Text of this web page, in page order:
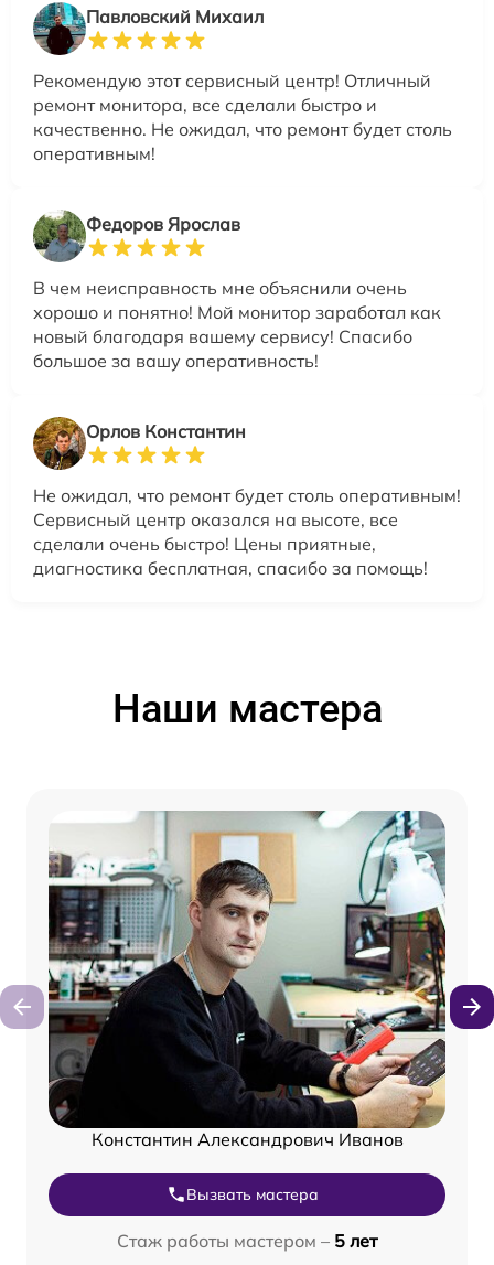
Павловский Михаил
Рекомендую этот сервисный центр! Отличный
ремонт монитора, все сделали быстро и
качественно. Не ожидал, что ремонт будет столь
оперативным!
Федоров Ярослав
В чем неисправность мне объяснили очень
хорошо и понятно! Мой монитор заработал как
новый благодаря вашему сервису! Спасибо
большое за вашу оперативность!
Орлов Константин
Не ожидал, что ремонт будет столь оперативным!
Сервисный центр оказался на высоте, все
сделали очень быстро! Цены приятные,
диагностика бесплатная, спасибо за помощь!
Наши мастера
Константин Александрович Иванов
Вызвать мастера
Стаж работы мастером – 5 лет